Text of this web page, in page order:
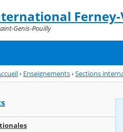
Genis-Pouilly
› Enseignements›Sections